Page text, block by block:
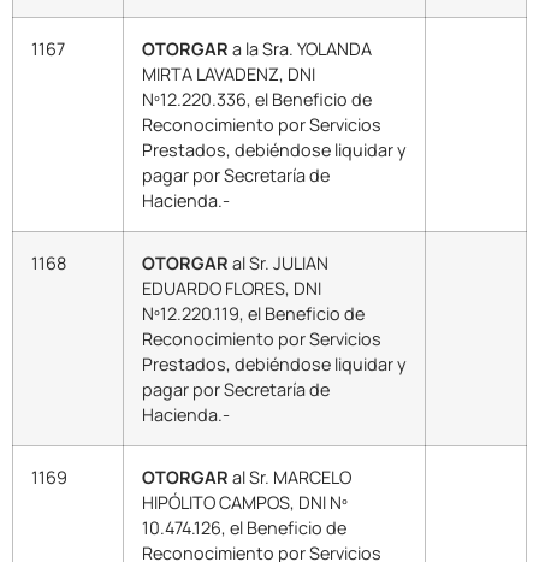
1167 OTORGAR a la Sra. YOLANDA
MIRTA LAVADENZ, DNI
Nº12.220.336, el Beneficio de
Reconocimiento por Servicios
Prestados, debiéndose liquidar y
pagar por Secretaría de
Hacienda.-
1168 OTORGAR al Sr. JULIAN
EDUARDO FLORES, DNI
Nº12.220.119, el Beneficio de
Reconocimiento por Servicios
Prestados, debiéndose liquidar y
pagar por Secretaría de
Hacienda.-
1169 OTORGAR al Sr. MARCELO
HIPÓLITO CAMPOS, DNI Nº
10.474.126, el Beneficio de
Reconocimiento por Servicios